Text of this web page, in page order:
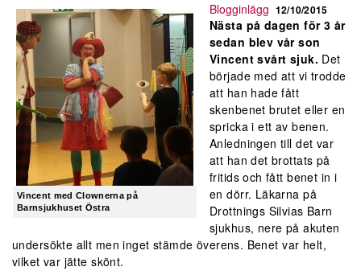
Blogginlägg 12/10/2015
Vincent med Clownerna på
Barnsjukhuset Östra
Nästa på dagen för 3 år
sedan blev vår son
Vincent svårt sjuk. Det
började med att vi trodde
att han hade fått
skenbenet brutet eller en
spricka i ett av benen.
Anledningen till det var
att han det brottats på
fritids och fått benet in i
en dörr. Läkarna på
Drottnings Silvias Barn
sjukhus, nere på akuten
undersökte allt men inget stämde överens. Benet var helt,
vilket var jätte skönt.